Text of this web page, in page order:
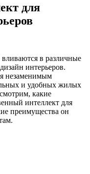
для
в различные
интерьеров.
незаменимым
и удобных жилых
какие
интеллект для
преимущества он